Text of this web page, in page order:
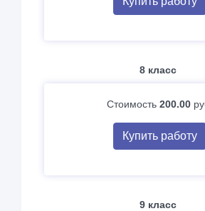
8 класс
Стоимость 200.00
Купить работу
9 класс